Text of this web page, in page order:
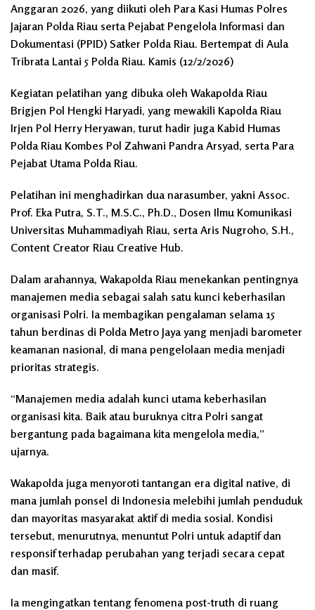
Anggaran 2026, yang diikuti oleh Para Kasi Humas Polres
Jajaran Polda Riau serta Pejabat Pengelola Informasi dan
Dokumentasi (PPID) Satker Polda Riau. Bertempat di Aula
Tribrata Lantai 5 Polda Riau. Kamis (12/2/2026)
Kegiatan pelatihan yang dibuka oleh Wakapolda Riau
Brigjen Pol Hengki Haryadi, yang mewakili Kapolda Riau
Irjen Pol Herry Heryawan, turut hadir juga Kabid Humas
Polda Riau Kombes Pol Zahwani Pandra Arsyad, serta Para
Pejabat Utama Polda Riau.
Pelatihan ini menghadirkan dua narasumber, yakni Assoc.
Prof. Eka Putra, S.T., M.S.C., Ph.D., Dosen Ilmu Komunikasi
Universitas Muhammadiyah Riau, serta Aris Nugroho, S.H.,
Content Creator Riau Creative Hub.
Dalam arahannya, Wakapolda Riau menekankan pentingnya
manajemen media sebagai salah satu kunci keberhasilan
organisasi Polri. Ia membagikan pengalaman selama 15
tahun berdinas di Polda Metro Jaya yang menjadi barometer
keamanan nasional, di mana pengelolaan media menjadi
prioritas strategis.
“Manajemen media adalah kunci utama keberhasilan
organisasi kita. Baik atau buruknya citra Polri sangat
bergantung pada bagaimana kita mengelola media,”
ujarnya.
Wakapolda juga menyoroti tantangan era digital native, di
mana jumlah ponsel di Indonesia melebihi jumlah penduduk
dan mayoritas masyarakat aktif di media sosial. Kondisi
tersebut, menurutnya, menuntut Polri untuk adaptif dan
responsif terhadap perubahan yang terjadi secara cepat
dan masif.
Ia mengingatkan tentang fenomena post-truth di ruang